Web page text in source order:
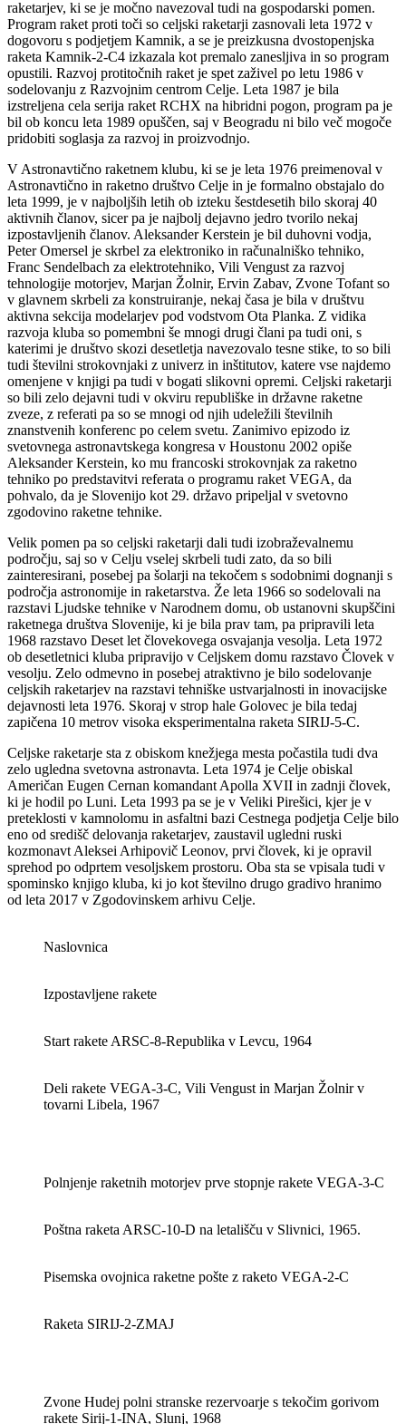
raketarjev, ki se je močno navezoval tudi na gospodarski pomen.
Program raket proti toči so celjski raketarji zasnovali leta 1972 v
dogovoru s podjetjem Kamnik, a se je preizkusna dvostopenjska
raketa Kamnik-2-C4 izkazala kot premalo zanesljiva in so program
opustili. Razvoj protitočnih raket je spet zaživel po letu 1986 v
sodelovanju z Razvojnim centrom Celje. Leta 1987 je bila
izstreljena cela serija raket RCHX na hibridni pogon, program pa je
bil ob koncu leta 1989 opuščen, saj v Beogradu ni bilo več mogoče
pridobiti soglasja za razvoj in proizvodnjo.
V Astronavtično raketnem klubu, ki se je leta 1976 preimenoval v
Astronavtično in raketno društvo Celje in je formalno obstajalo do
leta 1999, je v najboljših letih ob izteku šestdesetih bilo skoraj 40
aktivnih članov, sicer pa je najbolj dejavno jedro tvorilo nekaj
izpostavljenih članov. Aleksander Kerstein je bil duhovni vodja,
Peter Omersel je skrbel za elektroniko in računalniško tehniko,
Franc Sendelbach za elektrotehniko, Vili Vengust za razvoj
tehnologije motorjev, Marjan Žolnir, Ervin Zabav, Zvone Tofant so
v glavnem skrbeli za konstruiranje, nekaj časa je bila v društvu
aktivna sekcija modelarjev pod vodstvom Ota Planka. Z vidika
razvoja kluba so pomembni še mnogi drugi člani pa tudi oni, s
katerimi je društvo skozi desetletja navezovalo tesne stike, to so bili
tudi številni strokovnjaki z univerz in inštitutov, katere vse najdemo
omenjene v knjigi pa tudi v bogati slikovni opremi. Celjski raketarji
so bili zelo dejavni tudi v okviru republiške in državne raketne
zveze, z referati pa so se mnogi od njih udeležili številnih
znanstvenih konferenc po celem svetu. Zanimivo epizodo iz
svetovnega astronavtskega kongresa v Houstonu 2002 opiše
Aleksander Kerstein, ko mu francoski strokovnjak za raketno
tehniko po predstavitvi referata o programu raket VEGA, da
pohvalo, da je Slovenijo kot 29. državo pripeljal v svetovno
zgodovino raketne tehnike.
Velik pomen pa so celjski raketarji dali tudi izobraževalnemu
področju, saj so v Celju vselej skrbeli tudi zato, da so bili
zainteresirani, posebej pa šolarji na tekočem s sodobnimi dognanji s
področja astronomije in raketarstva. Že leta 1966 so sodelovali na
razstavi Ljudske tehnike v Narodnem domu, ob ustanovni skupščini
raketnega društva Slovenije, ki je bila prav tam, pa pripravili leta
1968 razstavo Deset let človekovega osvajanja vesolja. Leta 1972
ob desetletnici kluba pripravijo v Celjskem domu razstavo Človek v
vesolju. Zelo odmevno in posebej atraktivno je bilo sodelovanje
celjskih raketarjev na razstavi tehniške ustvarjalnosti in inovacijske
dejavnosti leta 1976. Skoraj v strop hale Golovec je bila tedaj
zapičena 10 metrov visoka eksperimentalna raketa SIRIJ-5-C.
Celjske raketarje sta z obiskom knežjega mesta počastila tudi dva
zelo ugledna svetovna astronavta. Leta 1974 je Celje obiskal
Američan Eugen Cernan komandant Apolla XVII in zadnji človek,
ki je hodil po Luni. Leta 1993 pa se je v Veliki Pirešici, kjer je v
preteklosti v kamnolomu in asfaltni bazi Cestnega podjetja Celje bilo
eno od središč delovanja raketarjev, zaustavil ugledni ruski
kozmonavt Aleksei Arhipovič Leonov, prvi človek, ki je opravil
sprehod po odprtem vesoljskem prostoru. Oba sta se vpisala tudi v
spominsko knjigo kluba, ki jo kot številno drugo gradivo hranimo
od leta 2017 v Zgodovinskem arhivu Celje.
Naslovnica
Izpostavljene rakete
Start rakete ARSC-8-Republika v Levcu, 1964
Deli rakete VEGA-3-C, Vili Vengust in Marjan Žolnir v
tovarni Libela, 1967
Polnjenje raketnih motorjev prve stopnje rakete VEGA-3-C
Poštna raketa ARSC-10-D na letališču v Slivnici, 1965.
Pisemska ovojnica raketne pošte z raketo VEGA-2-C
Raketa SIRIJ-2-ZMAJ
Zvone Hudej polni stranske rezervoarje s tekočim gorivom
rakete Sirij-1-INA, Slunj, 1968